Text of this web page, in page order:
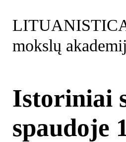
mokslų
Istoriniai
spaudoje